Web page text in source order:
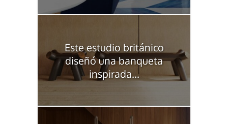
Este estudio británico
diseñó una banqueta
inspirada...